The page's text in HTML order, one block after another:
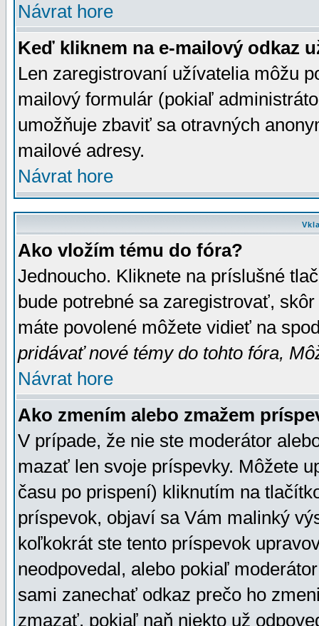
Návrat hore
Keď kliknem na e-mailový odkaz
Len zaregistrovaní užívatelia môžu
mailový formulár (pokiaľ
umožňuje zbaviť sa otravných
mailové adresy.
Návrat hore
Ako vložím tému do fóra?
Jednoucho. Kliknete na príslušné
bude potrebné sa zaregistrovať,
máte povolené môžete vidieť na
pridávať nové témy do tohto fóra,
Návrat hore
Ako zmením alebo zmažem
V prípade, že nie ste moderátor
mazať len svoje príspevky. Môžete
času po prispení) kliknutím na
príspevok, objaví sa Vám malinký
koľkokrát ste tento príspevok
neodpovedal, alebo pokiaľ
sami zanechať odkaz prečo ho
zmazať, pokiaľ naň niekto už